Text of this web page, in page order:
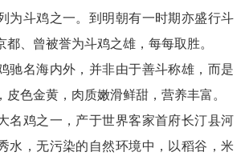
列为斗鸡之一。到明朝有一时期亦盛行斗
都 、曾被誉为斗鸡之雄，每每取胜。
驰名海内外，并非由于善斗称雄，而是
皮色金黄，肉质嫩滑鲜甜，营养丰富。
名鸡之一，产于世界客家首府长汀县河
水，无污染的自然环境中，以稻谷，米